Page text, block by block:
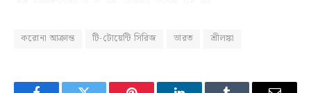
করোনা আক্রান্ত টি-টোয়েন্টি সিরিজ ভারত শ্রীলঙ্কা